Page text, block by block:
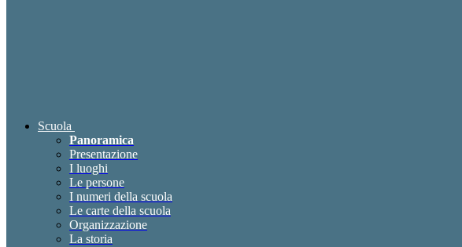
Scuola
Panoramica
Presentazione
I luoghi
Le persone
I numeri della scuola
Le carte della scuola
Organizzazione
La storia